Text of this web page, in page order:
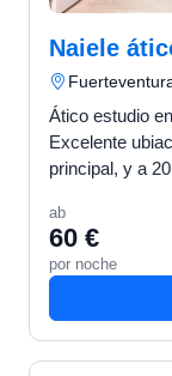
Naiele
Ático estudio
Excelente
principal, y a 20 minutos a
ab
60 €
por noche